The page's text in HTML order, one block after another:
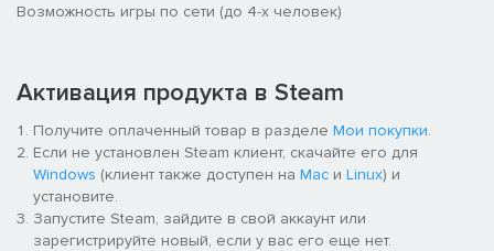
Возможность игры по сети (до 4-х человек)
Активация продукта в Steam
Получите оплаченный товар в разделе Мои покупки.
Если не установлен Steam клиент, скачайте его для
Windows (клиент также доступен на Mac и Linux) и
установите.
Запустите Steam, зайдите в свой аккаунт или
зарегистрируйте новый, если у вас его еще нет.